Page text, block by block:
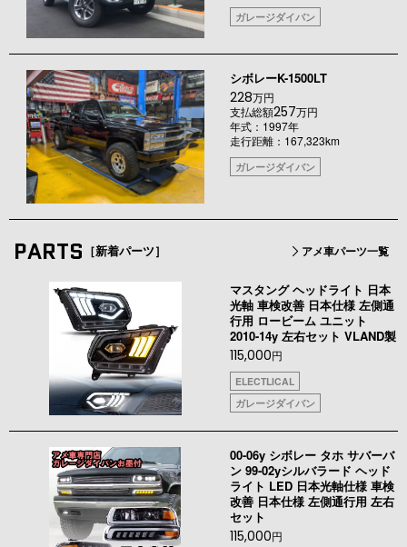
ガレージダイバン
シボレーK-1500LT
228万円
支払総額257万円
年式：1997年
走行距離：167,323km
ガレージダイバン
PARTS ［新着パーツ］ アメ車パーツ一覧
マスタング ヘッドライト 日本
光軸 車検改善 日本仕様 左側通
行用 ロービーム ユニット
2010-14y 左右セット VLAND製
115,000円
ELECTLICAL
ガレージダイバン
00-06y シボレー タホ サバーバ
ン 99-02yシルバラード ヘッド
ライト LED 日本光軸仕様 車検
改善 日本仕様 左側通行用 左右
セット
115,000円